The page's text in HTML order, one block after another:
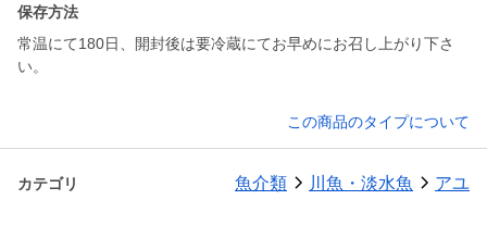
保存方法
常温にて180日、開封後は要冷蔵にてお早めにお召し上がり下さ
い。
この商品のタイプについて
カテゴリ 魚介類 川魚・淡水魚 アユ